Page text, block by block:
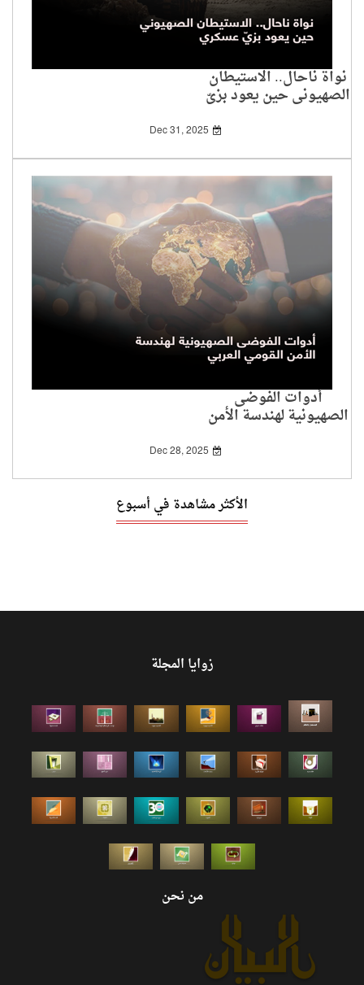
نواة ناحال.. الاستيطان
الصهيوني حين يعود بزيّ
عسكري
Dec 31, 2025
أدوات الفوضى
الصهيونية لهندسة الأمن
Dec 28, 2025
الأكثر مشاهدة في أسبوع
زوايا المجلة
من نحن